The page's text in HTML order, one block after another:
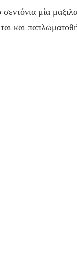
σεντόνια μία
και